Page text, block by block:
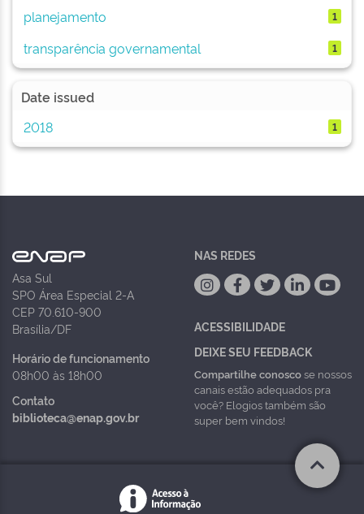
planejamento 1
transparência governamental 1
Date issued
2018
1
Asa Sul
SPO Área Especial 2-A
CEP 70.610-900
Brasília/DF
Horário de funcionamento
08h00 às 18h00
Contato
biblioteca@enap.gov.br
NAS REDES
ACESSIBILIDADE
DEIXE SEU FEEDBACK
Compartilhe conoscose nossos
canais estão adequados pra
você? Elogios também são
super bem vindos!